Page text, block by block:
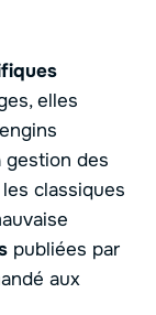
elles
gestion des
classiques
publiées par
aux